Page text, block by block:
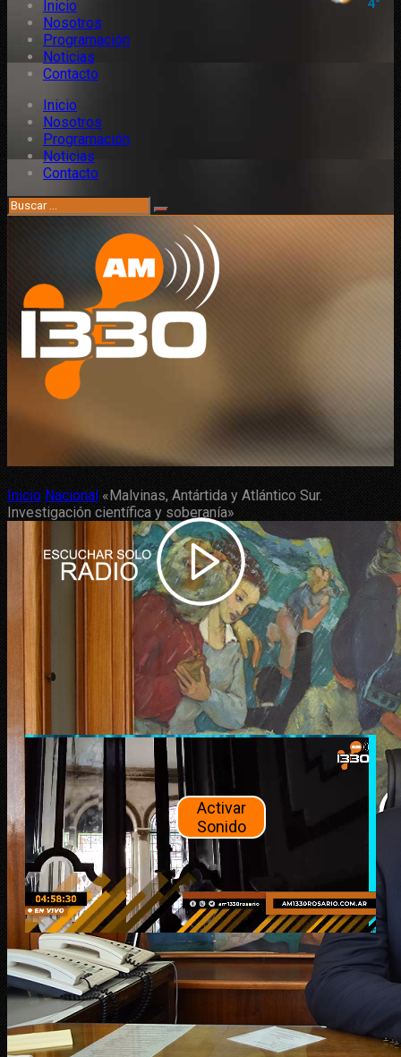
Inicio
Nosotros
Programación
Noticias
Contacto
Inicio
Nosotros
Programación
Noticias
Contacto
Activar
Sonido
Inicio Nacional «Malvinas, Antártida y Atlántico Sur.
Investigación científica y soberanía»